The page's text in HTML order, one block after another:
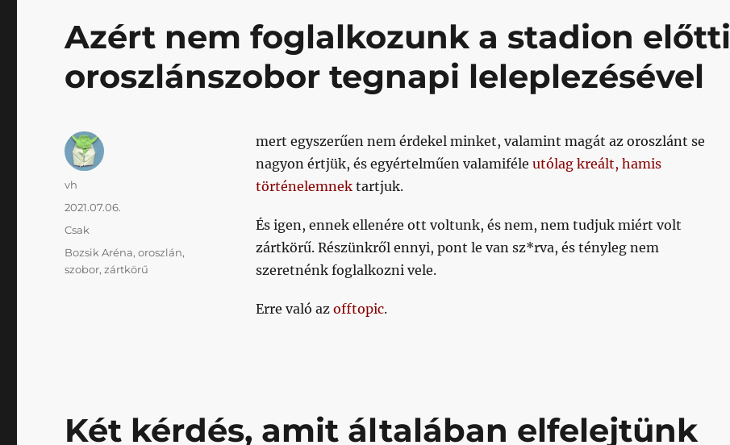
Azért nem foglalkozunk a stadion előtti
oroszlánszobor tegnapi leleplezésével
mert egyszerűen nem érdekel minket, valamint magát az oroszlánt se
nagyon értjük, és egyértelműen valamiféle utólag kreált, hamis
történelemnektartjuk.
És igen, ennek ellenére ott voltunk, és nem, nem tudjuk miért volt
zártkörű. Részünkről ennyi, pont le van sz*rva, és tényleg nem
szeretnénk foglalkozni vele.
Erre való az offtopic.
Szerző
vh
Közzétéve
2021.07.06.
Kategória
Csak
Címke
Bozsik Aréna,oroszlán,
szobor,zártkörű
Két kérdés, amit általában elfelejtünk